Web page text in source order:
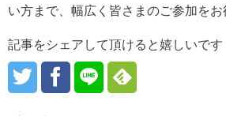
い方まで、幅広く皆さまのご参加をお
記事をシェアして頂けると嬉しいです